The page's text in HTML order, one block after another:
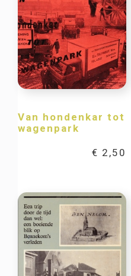
Van hondenkar tot
wagenpark
€ 2,50